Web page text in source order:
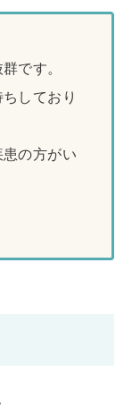
です。
しており
の方がい